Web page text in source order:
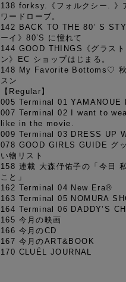
138 forksy.《フォルクシー. 》
ワードローブ。
142 BACK TO THE 80’ S
ーイ》80’S に憧れて
144 GOOD THINGS《グラスト
ン》EC ショップはじまる。
148 My Favorite Bottoms♡ 秋
スン
【Regular】
005 Terminal 01 YAMANOUE
007 Terminal 02 I want to
like in the movie.
009 Terminal 03 DRESS UP
078 GOOD GIRLS GUIDE グ
い物リスト
158 連載 大森伃佑子の「今日
こと」
162 Terminal 04 New Era®
163 Terminal 05 NOMURA
164 Terminal 06 DADDY’S
165 今月の映画
166 今月のCD
167 今月のART&BOOK
170 CLUÉL JOURNAL